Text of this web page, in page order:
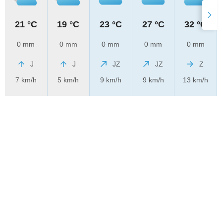
21 °C
0 mm
J
7 km/h
19 °C
0 mm
J
5 km/h
23 °C
0 mm
JZ
9 km/h
27 °C
0 mm
JZ
9 km/h
32 °C
0 mm
Z
13 km/h